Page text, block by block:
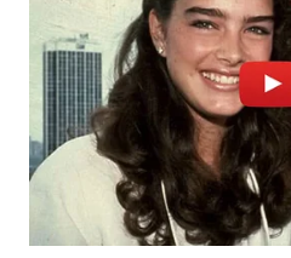
WAHANA
INFRASTRUKTUR
WAHANA
KONSUMEN
WAHANA